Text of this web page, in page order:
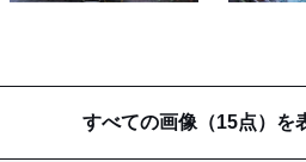
すべての画像（15点）を